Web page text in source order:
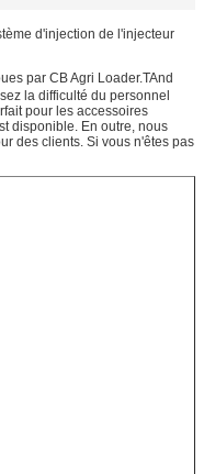
d'injection de l'injecteur
par CB Agri Loader.TAnd
la difficulté du personnel
pour les accessoires
disponible. En outre, nous
des clients. Si vous n'êtes pas